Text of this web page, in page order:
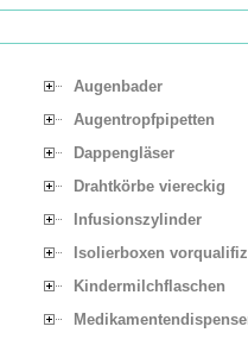
Augenbader
Augentropfpipetten
Dappengläser
Drahtkörbe viereckig
Infusionszylinder
Isolierboxen
Kindermilchflaschen